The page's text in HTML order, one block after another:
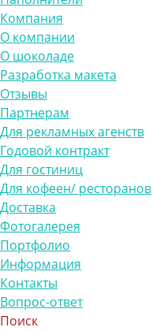
Компания
О компании
О шоколаде
Разработка макета
Отзывы
Партнерам
Для рекламных агенств
Годовой контракт
Для гостиниц
Для кофеен/ ресторанов
Доставка
Фотогалерея
Портфолио
Информация
Контакты
Вопрос-ответ
Поиск